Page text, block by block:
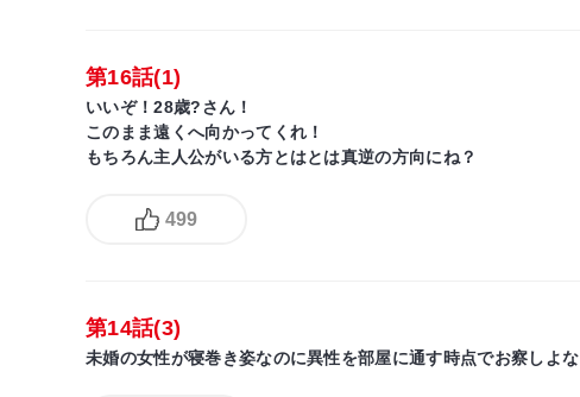
第16話(1)
いいぞ！28歳?さん！
このまま遠くへ向かってくれ！
もちろん主人公がいる方とはとは真逆の方向にね？
499
第14話(3)
未婚の女性が寝巻き姿なのに異性を部屋に通す時点でお察しよな